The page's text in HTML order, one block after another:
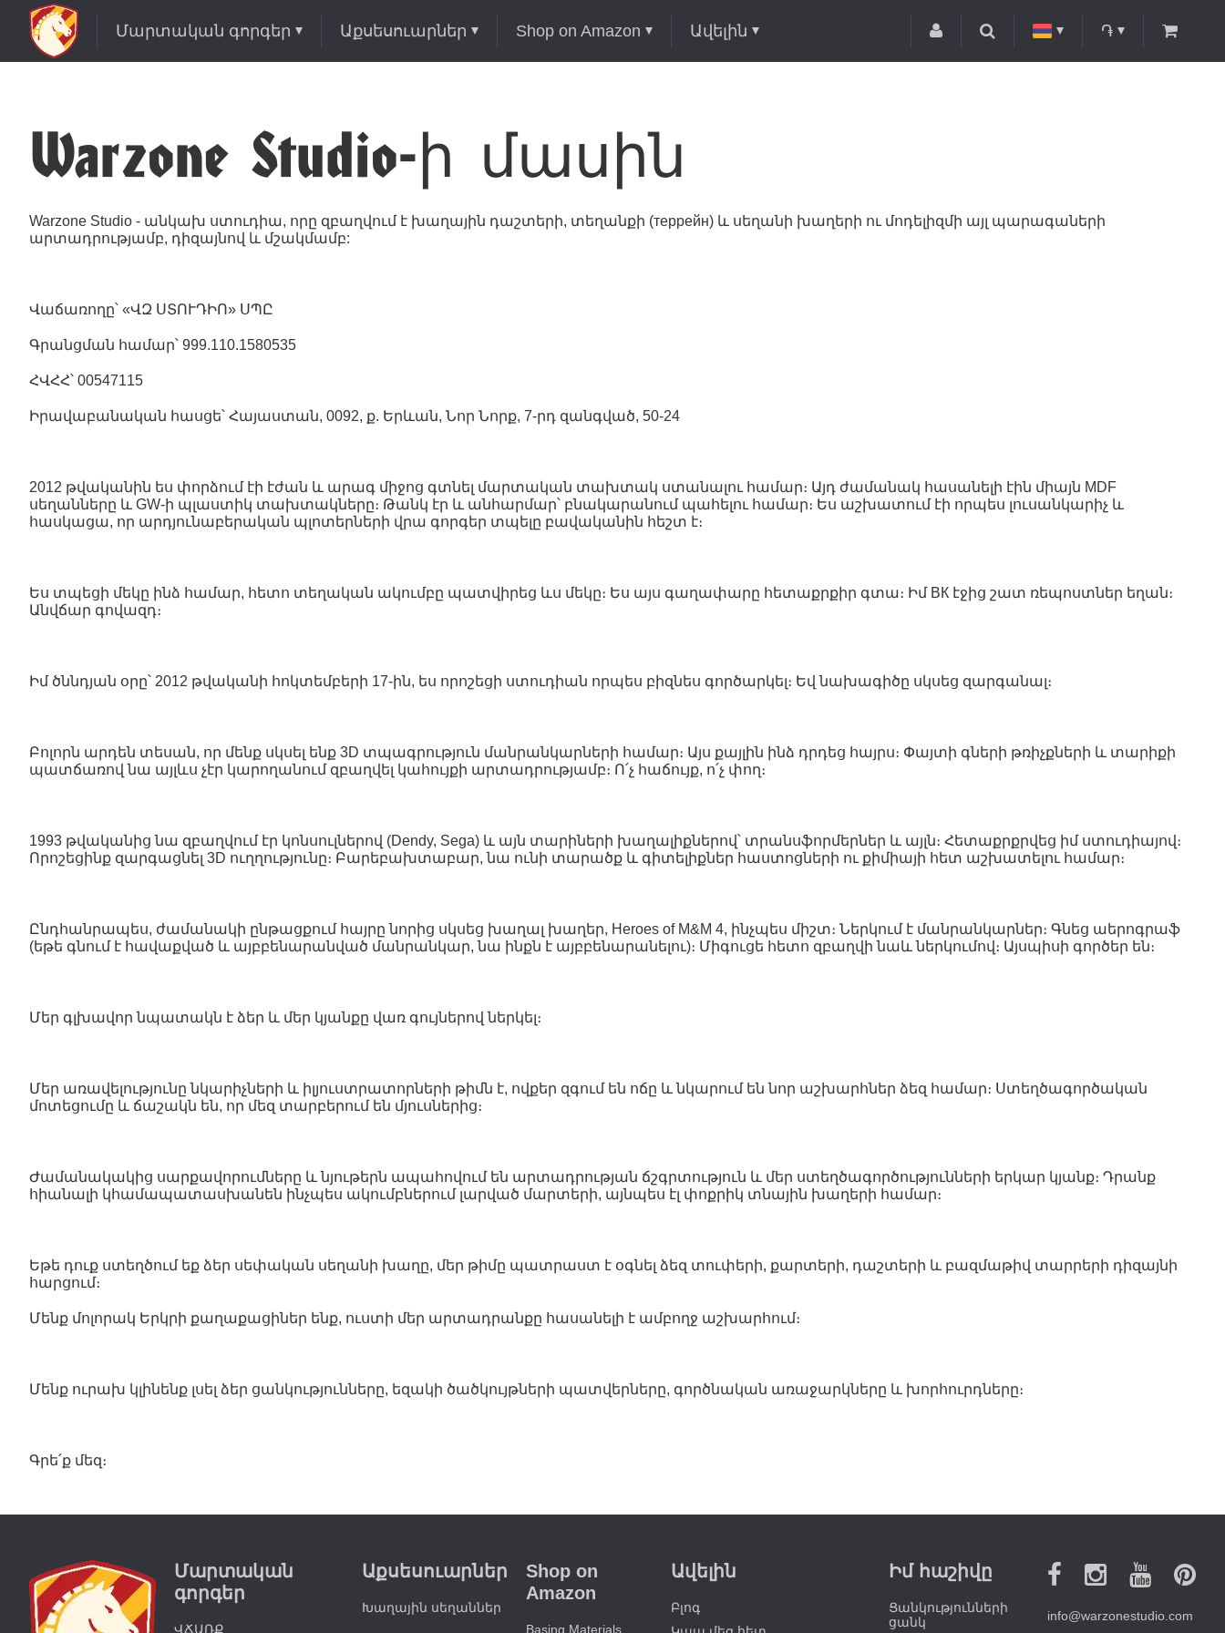
Մարտական գորգեր Աքսեսուարներ Shop on Amazon Ավելին ֏
Warzone Studio-ի մասին
Warzone Studio - անկախ ստուդիա, որը զբաղվում է խաղային դաշտերի, տեղանքի (террейн) և սեղանի խաղերի ու մոդելիզմի այլ պարագաների
արտադրությամբ, դիզայնով և մշակմամբ:
Վաճառողը՝ «ՎԶ ՍՏՈՒԴԻՈ» ՍՊԸ
Գրանցման համար՝ 999.110.1580535
ՀՎՀՀ՝ 00547115
Իրավաբանական հասցե՝ Հայաստան, 0092, ք. Երևան, Նոր Նորք, 7-րդ զանգված, 50-24
2012 թվականին ես փորձում էի էժան և արագ միջոց գտնել մարտական տախտակ ստանալու համար։ Այդ ժամանակ հասանելի էին միայն МDF
սեղանները և GW-ի պլաստիկ տախտակները։ Թանկ էր և անհարմար՝ բնակարանում պահելու համար։ Ես աշխատում էի որպես լուսանկարիչ և
հասկացա, որ արդյունաբերական պլոտերների վրա գորգեր տպելը բավականին հեշտ է։
Ես տպեցի մեկը ինձ համար, հետո տեղական ակումբը պատվիրեց ևս մեկը։ Ես այս գաղափարը հետաքրքիր գտա։ Իմ ВК էջից շատ ռեպոստներ եղան։
Անվճար գովազդ։
Իմ ծննդյան օրը՝ 2012 թվականի հոկտեմբերի 17-ին, ես որոշեցի ստուդիան որպես բիզնես գործարկել։ Եվ նախագիծը սկսեց զարգանալ։
Բոլորն արդեն տեսան, որ մենք սկսել ենք 3D տպագրություն մանրանկարների համար։ Այս քայլին ինձ դրդեց հայրս։ Փայտի գների թռիչքների և տարիքի
պատճառով նա այլևս չէր կարողանում զբաղվել կահույքի արտադրությամբ։ Ո՛չ հաճույք, ո՛չ փող։
1993 թվականից նա զբաղվում էր կոնսուլներով (Dendy, Sega) և այն տարիների խաղալիքներով՝ տրանսֆորմերներ և այլն։ Հետաքրքրվեց իմ ստուդիայով։
Որոշեցինք զարգացնել 3D ուղղությունը։ Բարեբախտաբար, նա ունի տարածք և գիտելիքներ հաստոցների ու քիմիայի հետ աշխատելու համար։
Ընդհանրապես, ժամանակի ընթացքում հայրը նորից սկսեց խաղալ խաղեր, Heroes of M&M 4, ինչպես միշտ։ Ներկում է մանրանկարներ։ Գնեց աերոգրաֆ
(եթե գնում է հավաքված և այբբենարանված մանրանկար, նա ինքն է այբբենարանելու)։ Միգուցե հետո զբաղվի նաև ներկումով։ Այսպիսի գործեր են։
Մեր գլխավոր նպատակն է ձեր և մեր կյանքը վառ գույներով ներկել։
Մեր առավելությունը նկարիչների և իլյուստրատորների թիմն է, ովքեր զգում են ոճը և նկարում են նոր աշխարհներ ձեզ համար։ Ստեղծագործական
մոտեցումը և ճաշակն են, որ մեզ տարբերում են մյուսներից։
Ժամանակակից սարքավորումները և նյութերն ապահովում են արտադրության ճշգրտություն և մեր ստեղծագործությունների երկար կյանք։ Դրանք
հիանալի կհամապատասխանեն ինչպես ակումբներում լարված մարտերի, այնպես էլ փոքրիկ տնային խաղերի համար։
Եթե դուք ստեղծում եք ձեր սեփական սեղանի խաղը, մեր թիմը պատրաստ է օգնել ձեզ տուփերի, քարտերի, դաշտերի և բազմաթիվ տարրերի դիզայնի
հարցում։
Մենք մոլորակ Երկրի քաղաքացիներ ենք, ուստի մեր արտադրանքը հասանելի է ամբողջ աշխարհում։
Մենք ուրախ կլինենք լսել ձեր ցանկությունները, եզակի ծածկույթների պատվերները, գործնական առաջարկները և խորհուրդները։
Գրե՛ք մեզ։
Մարտական
գորգեր
ՎՃԱՌՔ
Աքսեսուարներ
Խաղային սեղաններ
Shop on
Amazon
Basing Materials
Ավելին
Բլոգ
Իմ հաշիվը
Ցանկությունների
ցանկ
info@warzonestudio.com